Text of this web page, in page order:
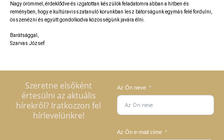
Nagy örömmel, érdeklődve és izgatottan készülök feladatomra abban a hitben és
reményben, hogy e kultúravisszatanuló korunkban lesz bátorságunk egymás felé fordulni,
összenézni és együtt gondolkodva közösségünk javára élni.
Barátsággal,
Szarvas József
Szeretne elsőként
értesülni az aktuális
hírekről? Iratkozzon fel
hírlevelünkre!
Az Ön neve
Az Ön e-mail címe